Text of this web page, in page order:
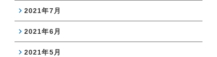
2021年7月
2021年6月
2021年5月